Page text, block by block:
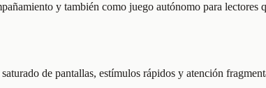
y también como juego autónomo para lectores
de pantallas, estímulos rápidos y atención